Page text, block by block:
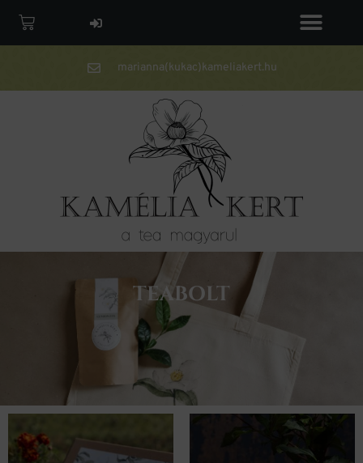
marianna(kukac)kameliakert.hu
TEABOLT